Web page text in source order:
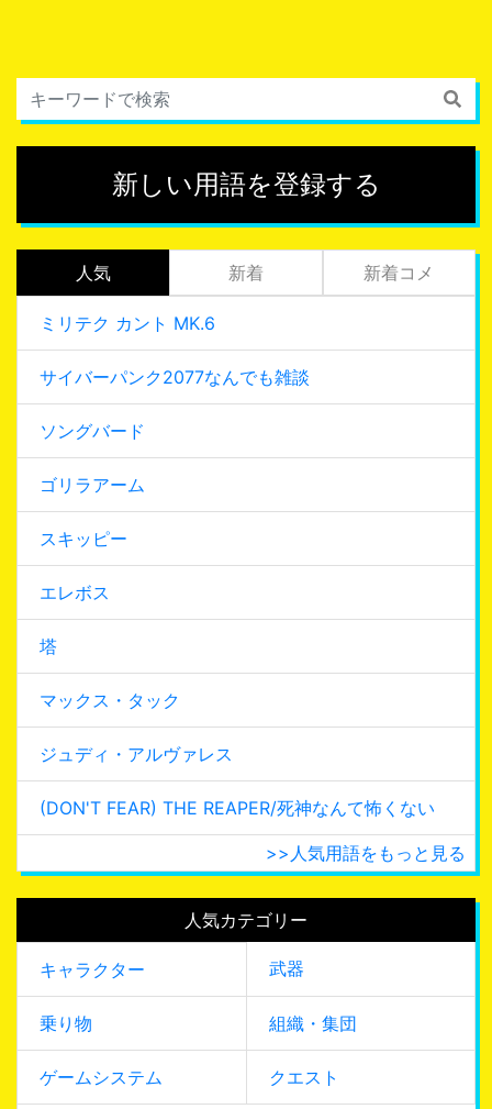
新しい用語を登録する
人気 新着 新着コメ
ミリテク カント MK.6
サイバーパンク2077なんでも雑談
ソングバード
ゴリラアーム
スキッピー
エレボス
塔
マックス・タック
ジュディ・アルヴァレス
(DON'T FEAR) THE REAPER/死神なんて怖くない
>>人気用語をもっと見る
人気カテゴリー
キャラクター 武器
乗り物 組織・集団
ゲームシステム クエスト